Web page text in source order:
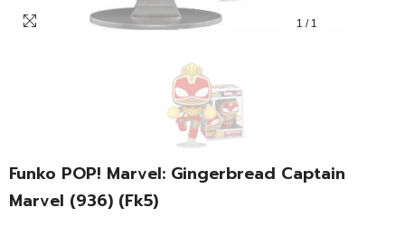
1 / 1
Funko POP! Marvel: Gingerbread Captain
Marvel (936) (fk5)